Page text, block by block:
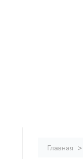
Главная >